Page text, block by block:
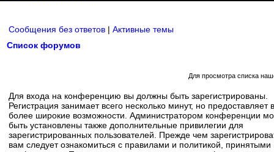
Сообщения без ответов | Активные темы
Список форумов
Для просмотра списка
Для входа на конференцию вы должны быть зарегистрированы.
Регистрация занимает всего несколько минут, но предоставляет
более широкие возможности. Администратором конференции
быть установлены также дополнительные привилегии для
зарегистрированных пользователей. Прежде чем
вам следует ознакомиться с правилами и политикой, принятыми